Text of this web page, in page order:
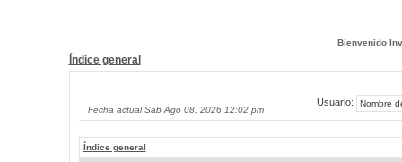
Bienvenido
Índice general
Fecha actual Sab Ago 08, 2026 12:02 pm
Usuario:
Índice general